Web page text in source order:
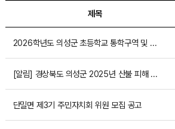
제목
2026학년도 의성군 초등학교 통학구역 및 중학교 학교...
[알림] 경상북도 의성군 2025년 산불 피해 지원대책...
단밀면 제3기 주민자치회 위원 모집 공고